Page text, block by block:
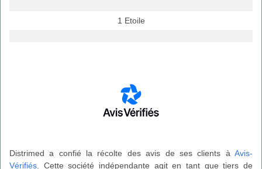
1 Etoile
Distrimed a confié la récolte des avis de ses clients à Avis-
Vérifiés. Cette société indépendante agit en tant que tiers de